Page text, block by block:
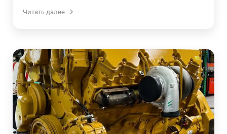
Читать далее